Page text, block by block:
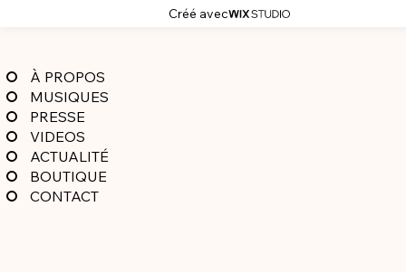
Créé avec
À PROPOS
MUSIQUES
PRESSE
VIDEOS
ACTUALITÉ
BOUTIQUE
CONTACT